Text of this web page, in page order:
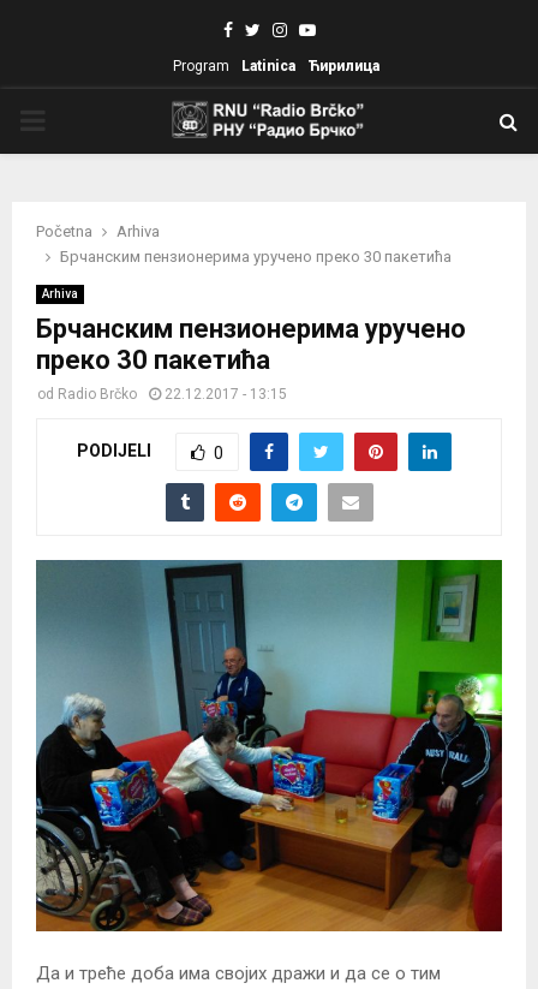
Facebook
TwitterInstagram
Youtube
Program Latinica Ћирилица
Početna
Arhiva
Брчанским пензионерима уручено преко 30 пакетића
Arhiva
Брчанским пензионерима уручено
преко 30 пакетића
od Radio Brčko 22.12.2017 - 13:15
PODIJELI 0
Да и треће доба има својих дражи и да се о тим